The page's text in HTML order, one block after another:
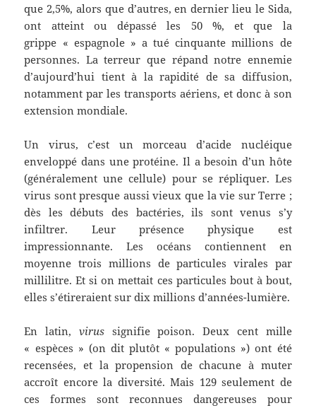
que 2,5%, alors que d’autres, en dernier lieu le Sida,
ont atteint ou dépassé les 50 %, et que la
grippe « espagnole » a tué cinquante millions de
personnes. La terreur que répand notre ennemie
d’aujourd’hui tient à la rapidité de sa diffusion,
notamment par les transports aériens, et donc à son
extension mondiale.
Un virus, c’est un morceau d’acide nucléique
enveloppé dans une protéine. Il a besoin d’un hôte
(généralement une cellule) pour se répliquer. Les
virus sont presque aussi vieux que la vie sur Terre ;
dès les débuts des bactéries, ils sont venus s’y
infiltrer. Leur présence physique est
impressionnante. Les océans contiennent en
moyenne trois millions de particules virales par
millilitre. Et si on mettait ces particules bout à bout,
elles s’étireraient sur dix millions d’années-lumière.
En latin, virus signifie poison. Deux cent mille
« espèces » (on dit plutôt « populations ») ont été
recensées, et la propension de chacune à muter
accroît encore la diversité. Mais 129 seulement de
ces formes sont reconnues dangereuses pour